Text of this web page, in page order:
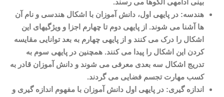
بینی ادامه­ی الگوها می رسند.
هندسه: در پایه­ی اول، دانش آموزان با اشکال هندسی و نام­ آن
ها آشنا می شوند. از پایه­ی دوم تا چهارم اجزا و ویژگی­های این
اشکال را درک می کنند و از پایه­ی چهارم به بعد توانایی مقایسه
کردن این اشکال را پیدا می کنند. همچنین در پایه­ی سوم به
تدریج اشکال سه بعدی معرفی می شوند و دانش آموزان قادر به
کسب مهارت تجسم فضایی می گردند.
اندازه گیری: در پایه­ی اول دانش آموزان با مفهوم اندازه گیری و